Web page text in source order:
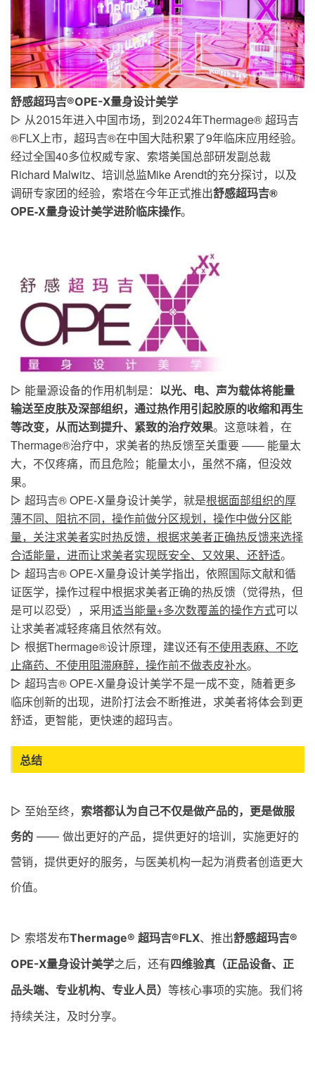
舒感超玛吉®OPE-X量身设计美学
▷ 从2015年进入中国市场，到2024年Thermage® 超玛吉
®FLX上市， 超玛吉®在中国大陆积累了9年临床应用经验。
经过全国40多位权威专家、索塔美国总部研发副总裁
Richard Malwitz、培训总监Mike Arendt的充分探讨，以及
调研专家团的经验，索塔在今年正式推出舒感超玛吉®
OPE-X量身设计美学进阶临床操作。
▷ 能量源设备的作用机制是： 以光、电、声为载体将能量
输送至皮肤及深部组织，通过热作用引起胶原的收缩和再生
等改变，从而达到提升、紧致的治疗效果。 这意味着，在
Thermage®治疗中，求美者的热反馈至关重要 —— 能量太
大，不仅疼痛，而且危险；能量太小，虽然不痛，但没效
果。
▷ 超玛吉®OPE-X量身设计美学，就是根据面部组织的厚
薄不同、阻抗不同，操作前做分区规划，操作中做分区能
量，关注求美者实时热反馈，根据求美者正确热反馈来选择
合适能量，进而让求美者实现既安全、又效果、还舒适。
▷ 超玛吉® OPE-X量身设计美学指出，依照国际文献和循
证医学，操作过程中根据求美者正确的热反馈（觉得热，但
是可以忍受），采用适当能量+多次数覆盖的操作方式可以
让求美者减轻疼痛且依然有效。
▷ 根据Thermage®设计原理，建议还有不使用表麻、不吃
止痛药、不使用阻滞麻醉，操作前不做表皮补水。
▷ 超玛吉® OPE-X量身设计美学不是一成不变，随着更多
临床创新的出现， 进阶打法会不断推进，求美者将体会到更
舒适，更智能，更快速的超玛吉。
总结
▷ 至始至终， 索塔都认为自己不仅是做产品的，更是做服
务的 —— 做出更好的产品，提供更好的培训，实施更好的
营销，提供更好的服务，与医美机构一起为消费者创造更大
价值。
▷ 索塔发布Thermage® 超玛吉®FLX、推出舒感超玛吉®
OPE-X量身设计美学之后，还有四维验真（正品设备、 正
品头端、专业机构、专业人员） 等核心事项的实施。我们将
持续关注，及时分享。